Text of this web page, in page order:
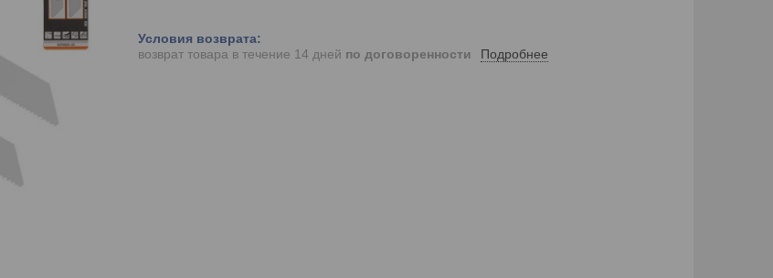
возврат товара в течение 14 дней по договоренности Подробнее